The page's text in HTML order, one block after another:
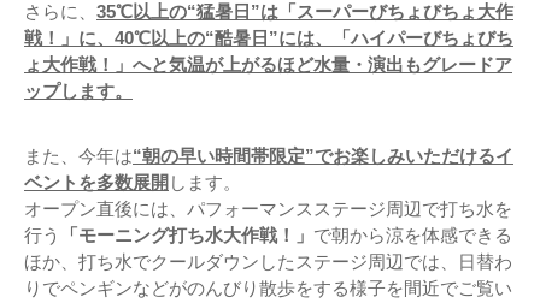
さらに、 35℃以上の“猛暑日”は「スーパーびちょびちょ大作
戦！」に、40℃以上の“酷暑日”には、「ハイパーびちょびち
ょ大作戦！」へと気温が上がるほど水量・演出もグレードア
ップします。
また、今年は“朝の早い時間帯限定”でお楽しみいただけるイ
ベントを多数展開 します。
オープン直後には、パフォーマンスステージ周辺で打ち水を
行う
「モーニング打ち水大作戦！」 で朝から涼を体感できる
ほか、打ち水でクールダウンしたステージ周辺では、日替わ
りでペンギンなどがのんびり散歩をする様子を間近でご覧い